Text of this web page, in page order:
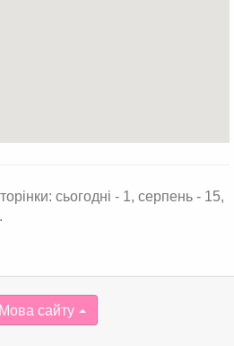
сьогодні - 1, серпень - 15,
Мова сайту